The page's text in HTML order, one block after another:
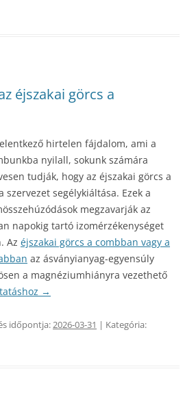
éjszakai görcs a
hirtelen fájdalom, ami a
nyilall, sokunk számára
tudják, hogy az éjszakai görcs a
segélykiáltása. Ezek a
megzavarják az
napokig tartó izomérzékenységet
Az éjszakai görcs a combban vagy a
az ásványianyag-egyensúly
a magnéziumhiányra vezethető
→
időpontja:2026-03-31 | Kategória: